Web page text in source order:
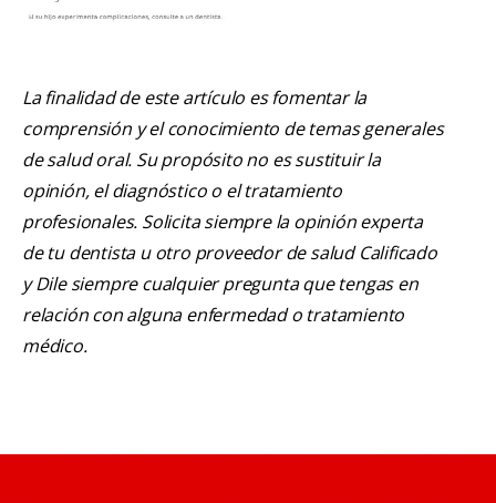
La finalidad de este artículo es fomentar la
comprensión y el conocimiento de temas generales
de salud oral. Su propósito no es sustituir la
opinión, el diagnóstico o el tratamiento
profesionales. Solicita siempre la opinión experta
de tu dentista u otro proveedor de salud Calificado
y Dile siempre cualquier pregunta que tengas en
relación con alguna enfermedad o tratamiento
médico.